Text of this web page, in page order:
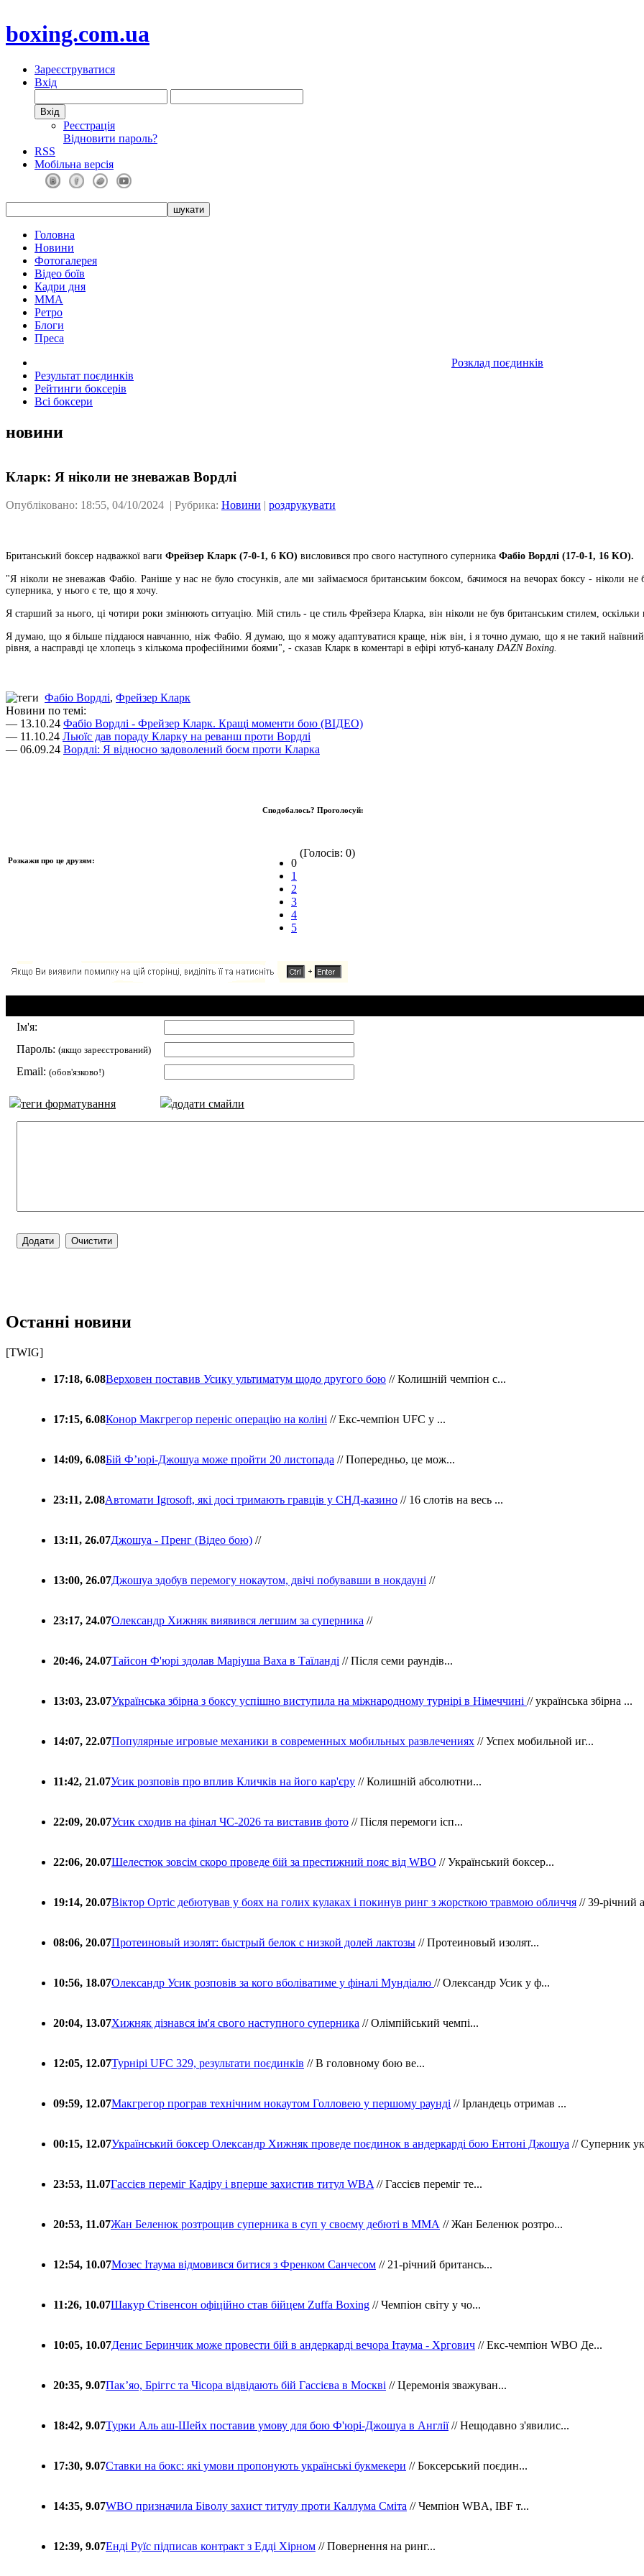
boxing.com.ua
Зареєструватися
Вхід
Реєстрація
Відновити пароль?
RSS
Мобільна версія
Головна
Новини
Фотогалерея
Відео боїв
Кадри дня
ММА
Ретро
Блоги
Преса
Розклад поєдинків
Результат поєдинків
Рейтинги боксерів
Всі боксери
новини
Кларк: Я ніколи не зневажав Вордлі
Опубліковано: 18:55, 04/10/2024 | Рубрика: Новини | роздрукувати
Британський боксер надважкої ваги Фрейзер Кларк (7-0-1, 6 КО) висловився про свого наступного суперника Фабіо Вордлі (17-0-1, 16 KO).
"Я ніколи не зневажав Фабіо. Раніше у нас не було стосунків, але ми займаємося британським боксом, бачимося на вечорах боксу - ніколи
суперника, у нього є те, що я хочу.
Я старший за нього, ці чотири роки змінюють ситуацію. Мій стиль - це стиль Фрейзера Кларка, він ніколи не був британським стилем, оскільки
Я думаю, що я більше піддаюся навчанню, ніж Фабіо. Я думаю, що я можу адаптуватися краще, ніж він, і я точно думаю, що я не такий
рівня, а насправді це хлопець з кількома професійними боями", - сказав Кларк в коментарі в ефірі ютуб-каналу DAZN Boxing.
Фабіо Вордлі, Фрейзер Кларк
Новини по темі:
— 13.10.24 Фабіо Вордлі - Фрейзер Кларк. Кращі моменти бою (ВІДЕО)
— 11.10.24 Льюїс дав пораду Кларку на реванш проти Вордлі
— 06.09.24 Вордлі: Я відносно задоволений боєм проти Кларка
Розкажи про це друзям:
Сподобалось? Проголосуй:
0
1
2
3
4
5
(Голосів: 0)
Ім'я:
Пароль: (якщо зареєстрований)
Email: (обов'язково!)
теги форматування додати смайли
Останні новини
[TWIG]
17:18, 6.08Верховен поставив Усику ультиматум щодо другого бою // Колишній чемпіон с...
17:15, 6.08Конор Макгрегор переніс операцію на коліні // Екс-чемпіон UFC у ...
14:09, 6.08Бій Ф’юрі-Джошуа може пройти 20 листопада // Попередньо, це мож...
23:11, 2.08Автомати Igrosoft, які досі тримають гравців у СНД-казино // 16 слотів на весь ...
13:11, 26.07Джошуа - Пренг (Відео бою) //
13:00, 26.07Джошуа здобув перемогу нокаутом, двічі побувавши в нокдауні //
23:17, 24.07Олександр Хижняк виявився легшим за суперника //
20:46, 24.07Тайсон Ф'юрі здолав Маріуша Ваха в Таїланді // Після семи раундів...
13:03, 23.07Українська збірна з боксу успішно виступила на міжнародному турнірі в Німеччині // українська збірна ...
14:07, 22.07Популярные игровые механики в современных мобильных развлечениях // Успех мобильной иг...
11:42, 21.07Усик розповів про вплив Кличків на його кар'єру // Колишній абсолютни...
22:09, 20.07Усик сходив на фінал ЧС-2026 та виставив фото // Після перемоги ісп...
22:06, 20.07Шелестюк зовсім скоро проведе бій за престижний пояс від WBO // Український боксер...
19:14, 20.07Віктор Ортіс дебютував у боях на голих кулаках і покинув ринг з жорсткою травмою обличчя // 39-річний
08:06, 20.07Протеиновый изолят: быстрый белок с низкой долей лактозы // Протеиновый изолят...
10:56, 18.07Олександр Усик розповів за кого вболіватиме у фіналі Мундіалю // Олександр Усик у ф...
20:04, 13.07Хижняк дізнався ім'я свого наступного суперника // Олімпійський чемпі...
12:05, 12.07Турнірі UFC 329, результати поєдинків // В головному бою ве...
09:59, 12.07Макгрегор програв технічним нокаутом Голловею у першому раунді // Ірландець отримав ...
00:15, 12.07Український боксер Олександр Хижняк проведе поєдинок в андеркарді бою Ентоні Джошуа // Суперник
23:53, 11.07Гассієв переміг Кадіру і вперше захистив титул WBA // Гассієв переміг те...
20:53, 11.07Жан Беленюк розтрощив суперника в суп у своєму дебюті в ММА // Жан Беленюк розтро...
12:54, 10.07Мозес Ітаума відмовився битися з Френком Санчесом // 21-річний британсь...
11:26, 10.07Шакур Стівенсон офіційно став бійцем Zuffa Boxing // Чемпіон світу у чо...
10:05, 10.07Денис Беринчик може провести бій в андеркарді вечора Ітаума - Хргович // Екс-чемпіон WBO Де...
20:35, 9.07Пакʼяо, Бріггс та Чісора відвідають бій Гассієва в Москві // Церемонія зважуван...
18:42, 9.07Турки Аль аш-Шейх поставив умову для бою Ф'юрі-Джошуа в Англії// Нещодавно з'явилис...
17:30, 9.07Ставки на бокс: які умови пропонують українські букмекери // Боксерський поєдин...
14:35, 9.07WBO призначила Біволу захист титулу проти Каллума Сміта // Чемпіон WBA, IBF т...
12:39, 9.07Енді Руїс підписав контракт з Едді Хірном // Повернення на ринг...